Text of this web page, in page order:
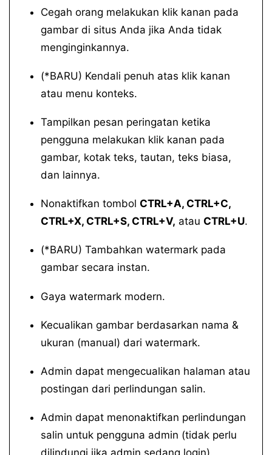
Cegah orang melakukan klik kanan pada
gambar di situs Anda jika Anda tidak
menginginkannya.
(*BARU) Kendali penuh atas klik kanan
atau menu konteks.
Tampilkan pesan peringatan ketika
pengguna melakukan klik kanan pada
gambar, kotak teks, tautan, teks biasa,
dan lainnya.
Nonaktifkan tombolCTRL+A, CTRL+C,
CTRL+X, CTRL+S, CTRL+V, atauCTRL+U.
(*BARU) Tambahkan watermark pada
gambar secara instan.
Gaya watermark modern.
Kecualikan gambar berdasarkan nama &
ukuran (manual) dari watermark.
Admin dapat mengecualikan halaman atau
postingan dari perlindungan salin.
Admin dapat menonaktifkan perlindungan
salin untuk pengguna admin (tidak perlu